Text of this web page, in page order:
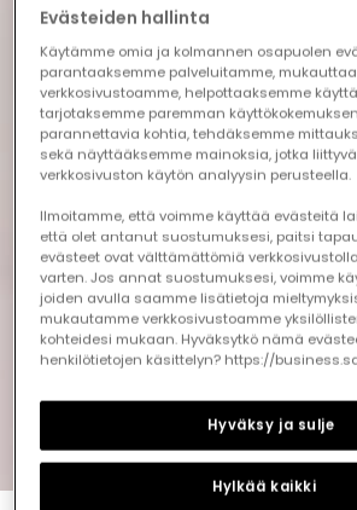
1 2 3 4 5 6
Evästeiden hallinta
Käytämme omia ja kolmannen osapuolen
parantaaksemme palveluitamme,
verkkosivustoamme, helpottaaksemme
tarjotaksemme paremman
parannettavia kohtia, tehdäksemme
sekä näyttääksemme mainoksia, jotka
verkkosivuston käytön analyysin perusteella.
Ilmoitamme, että voimme käyttää evästeitä
että olet antanut suostumuksesi, paitsi
evästeet ovat välttämättömiä
varten. Jos annat suostumuksesi, voimme
joiden avulla saamme lisätietoja
mukautamme verkkosivustoamme
kohteidesi mukaan. Hyväksytkö nämä
henkilötietojen käsittelyn? https://
Hylkää kaikki
Hyväksy ja sulje